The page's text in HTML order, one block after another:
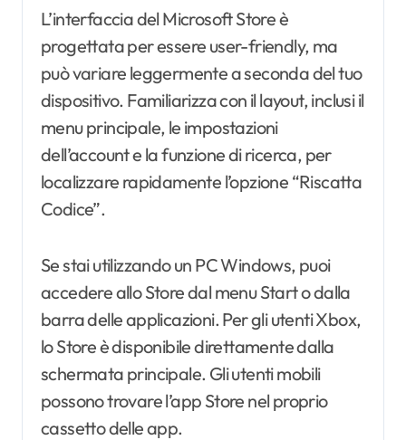
L’interfaccia del Microsoft Store è
progettata per essere user-friendly, ma
può variare leggermente a seconda del tuo
dispositivo. Familiarizza con il layout, inclusi il
menu principale, le impostazioni
dell’account e la funzione di ricerca, per
localizzare rapidamente l’opzione “Riscatta
Codice”.
Se stai utilizzando un PC Windows, puoi
accedere allo Store dal menu Start o dalla
barra delle applicazioni. Per gli utenti Xbox,
lo Store è disponibile direttamente dalla
schermata principale. Gli utenti mobili
possono trovare l’app Store nel proprio
cassetto delle app.